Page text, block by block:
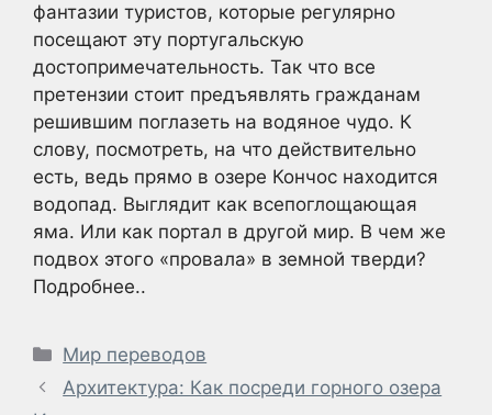
фантазии туристов, которые регулярно
посещают эту португальскую
достопримечательность. Так что все
претензии стоит предъявлять гражданам
решившим поглазеть на водяное чудо. К
слову, посмотреть, на что действительно
есть, ведь прямо в озере Кончос находится
водопад. Выглядит как всепоглощающая
яма. Или как портал в другой мир. В чем же
подвох этого «провала» в земной тверди?
Подробнее..
Рубрики
Мир переводов
Архитектура: Как посреди горного озера